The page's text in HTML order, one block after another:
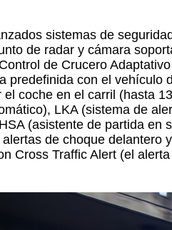
sistemas de
de radar y cámara
de Crucero
predefinida con el vehículo
coche en el carril (hasta
LKA (sistema de
(asistente de partida en
de choque delantero
Cross Traffic Alert (el